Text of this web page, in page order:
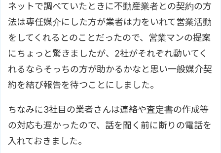
ネットで調べていたときに不動産業者との契約の方
法は専任媒介にした方が業者は力をいれて営業活動
をしてくれるとのことだったので、営業マンの提案
にちょっと驚きましたが、2社がそれぞれ動いてく
れるならそっちの方が助かるかなと思い一般媒介契
約を結び報告を待つことにしました。
ちなみに3社目の業者さんは連絡や査定書の作成等
の対応も遅かったので、話を聞く前に断りの電話を
入れておきました。